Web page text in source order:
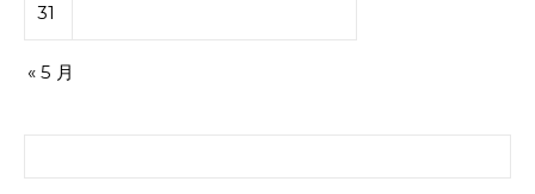
31
« 5 月